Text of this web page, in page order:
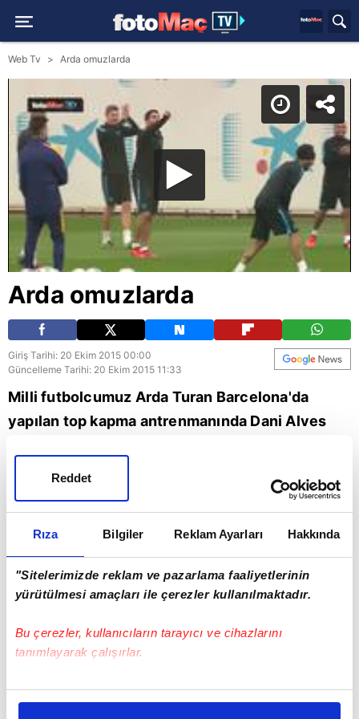
Rıza Bilgiler Reklam Ayarları Hakkında
"Sitelerimizde reklam ve pazarlama faaliyetlerinin
yürütülmesi amaçları ile çerezler kullanılmaktadır.
Bu çerezler, kullanıcıların tarayıcı ve cihazlarını
tanımlayarak çalışırlar.
Bu çerezlere izin vermeniz halinde sizlere özel
Reddet
Web Tv Arda omuzlarda
Arda omuzlarda
Giriş Tarihi: 20 Ekim 2015 00:00
Güncelleme Tarihi: 20 Ekim 2015 11:33
Milli futbolcumuz Arda Turan Barcelona'da
yapılan top kapma antrenmanında Dani Alves